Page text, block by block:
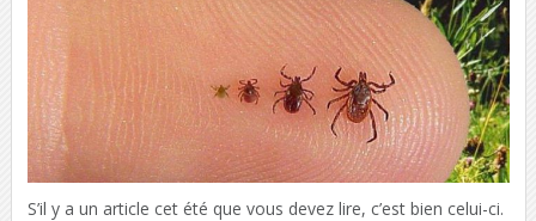
S’il y a un article cet été que vous devez lire, c’est bien celui-ci.